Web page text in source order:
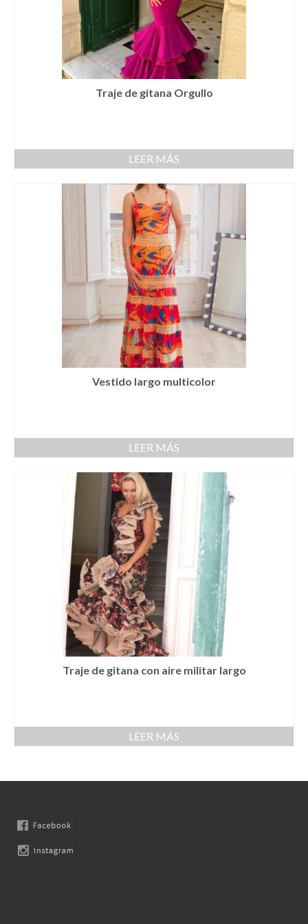
Complementos Ceremonia
Calzado para Ceremonia
Pijamas
Traje de bautismo
Fiesta
Abanicos
Carteras
Cestas
Colgantes
Coronas
Cuellos
Diademas
Esparteñas
Estolas
Gorros
Llaveros
Pamelas
Sombreros
Tocados
Traje de gitana Orgullo
LEER MÁS
Vestido largo multicolor
LEER MÁS
Traje de gitana con aire militar largo
LEER MÁS